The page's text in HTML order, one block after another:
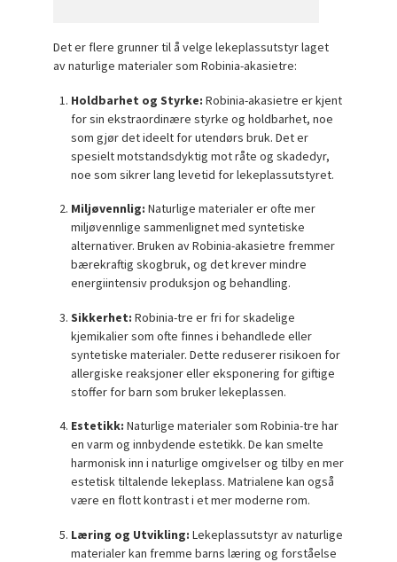
Det er flere grunner til å velge lekeplassutstyr laget
av naturlige materialer som Robinia-akasietre:
Holdbarhet og Styrke: Robinia-akasietre er kjent
for sin ekstraordinære styrke og holdbarhet, noe
som gjør det ideelt for utendørs bruk. Det er
spesielt motstandsdyktig mot råte og skadedyr,
noe som sikrer lang levetid for lekeplassutstyret.
Miljøvennlig: Naturlige materialer er ofte mer
miljøvennlige sammenlignet med syntetiske
alternativer. Bruken av Robinia-akasietre fremmer
bærekraftig skogbruk, og det krever mindre
energiintensiv produksjon og behandling.
Sikkerhet: Robinia-tre er fri for skadelige
kjemikalier som ofte finnes i behandlede eller
syntetiske materialer. Dette reduserer risikoen for
allergiske reaksjoner eller eksponering for giftige
stoffer for barn som bruker lekeplassen.
Estetikk: Naturlige materialer som Robinia-tre har
en varm og innbydende estetikk. De kan smelte
harmonisk inn i naturlige omgivelser og tilby en mer
estetisk tiltalende lekeplass. Matrialene kan også
være en flott kontrast i et mer moderne rom.
Læring og Utvikling: Lekeplassutstyr av naturlige
materialer kan fremme barns læring og forståelse